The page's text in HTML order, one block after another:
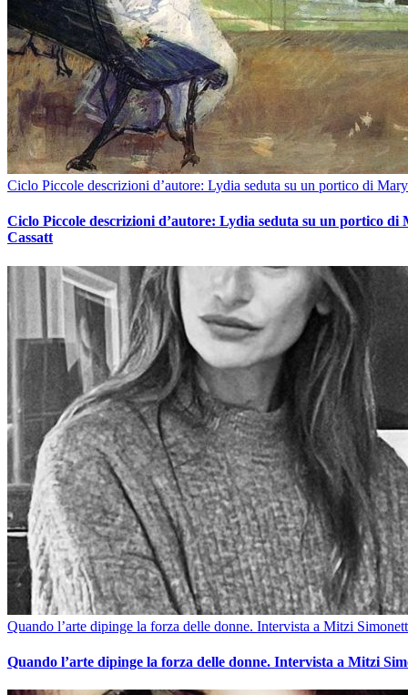
Ciclo Piccole descrizioni d’autore: Lydia seduta su un portico di
Ciclo Piccole descrizioni d’autore: Lydia seduta su un portico di
Cassatt
Quando l’arte dipinge la forza delle donne. Intervista a Mitzi
Quando l’arte dipinge la forza delle donne. Intervista a Mitzi